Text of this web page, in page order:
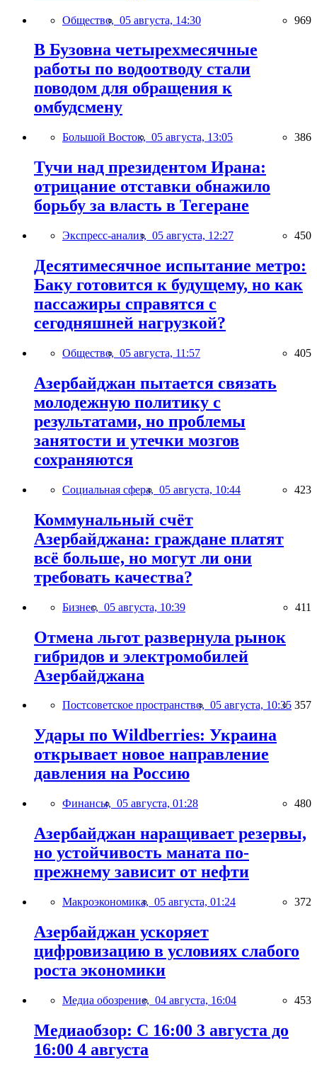
Общество, 05 августа, 14:30 969
В Бузовна четырехмесячные
работы по водоотводу стали
поводом для обращения к
омбудсмену
Большой Восток, 05 августа, 13:05 386
Тучи над президентом Ирана:
отрицание отставки обнажило
борьбу за власть в Тегеране
Экспресс-анализ, 05 августа, 12:27 450
Десятимесячное испытание метро:
Баку готовится к будущему, но как
пассажиры справятся с
сегодняшней нагрузкой?
Общество, 05 августа, 11:57 405
Азербайджан пытается связать
молодежную политику с
результатами, но проблемы
занятости и утечки мозгов
сохраняются
Социальная сфера, 05 августа, 10:44 423
Коммунальный счёт
Азербайджана: граждане платят
всё больше, но могут ли они
требовать качества?
Бизнес, 05 августа, 10:39 411
Отмена льгот развернула рынок
гибридов и электромобилей
Азербайджана
Постсоветское пространство, 05 августа, 10:35 357
Удары по Wildberries: Украина
открывает новое направление
давления на Россию
Финансы, 05 августа, 01:28 480
Азербайджан наращивает резервы,
но устойчивость маната по-
прежнему зависит от нефти
Макроэкономика, 05 августа, 01:24 372
Азербайджан ускоряет
цифровизацию в условиях слабого
роста экономики
Медиа обозрение, 04 августа, 16:04 453
Медиаобзор: С 16:00 3 августа до
16:00 4 августа